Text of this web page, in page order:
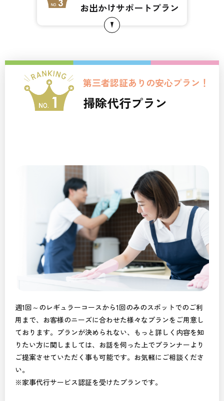
お出かけサポートプラン
第三者認証ありの安心プラン！
掃除代行プラン
週1回～のレギュラーコースから1回のみのスポットでのご利
用まで、お客様のニーズに合わせた様々なプランをご用意し
ております。プランが決められない、もっと詳しく内容を知
りたい方に関しましては、お話を伺った上でプランナーより
ご提案させていただく事も可能です。お気軽にご相談くださ
い。
※家事代行サービス認証を受けたプランです。